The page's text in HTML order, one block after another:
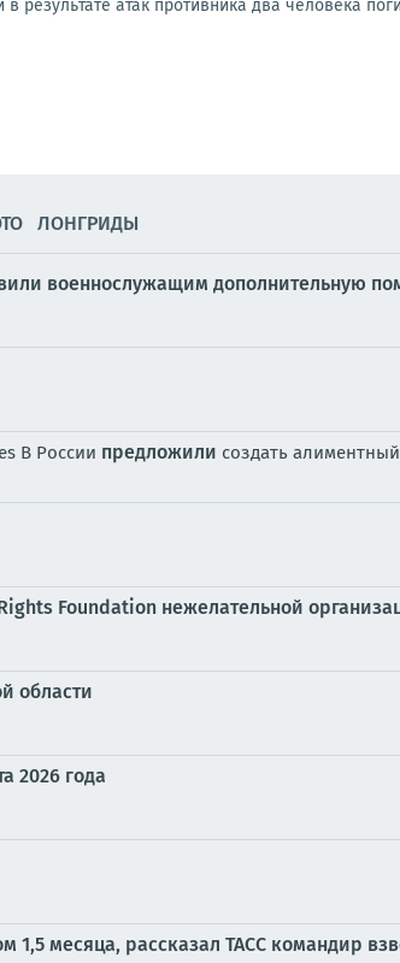
результате атак противника два человека
ЛОНГРИДЫ
военнослужащим дополнительную
В России предложили создать
Foundation нежелательной
области
2026 года
месяца, рассказал ТАСС командир